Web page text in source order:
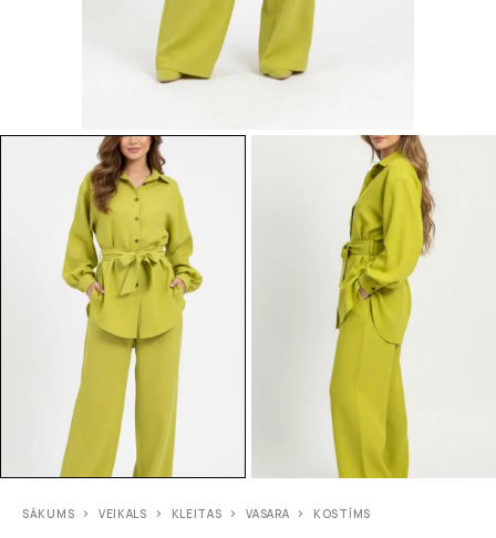
SĀKUMS VEIKALS KLEITAS VASARA KOSTĪMS